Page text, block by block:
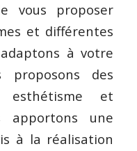
vous proposer
et différentes
à votre
des
et
apportons une
à la réalisation